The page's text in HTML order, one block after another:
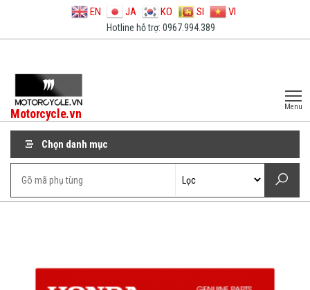
EN JA KO SI VI
Hotline hỗ trợ: 0967.994.389
Motorcycle.vn Menu
Chọn danh mục